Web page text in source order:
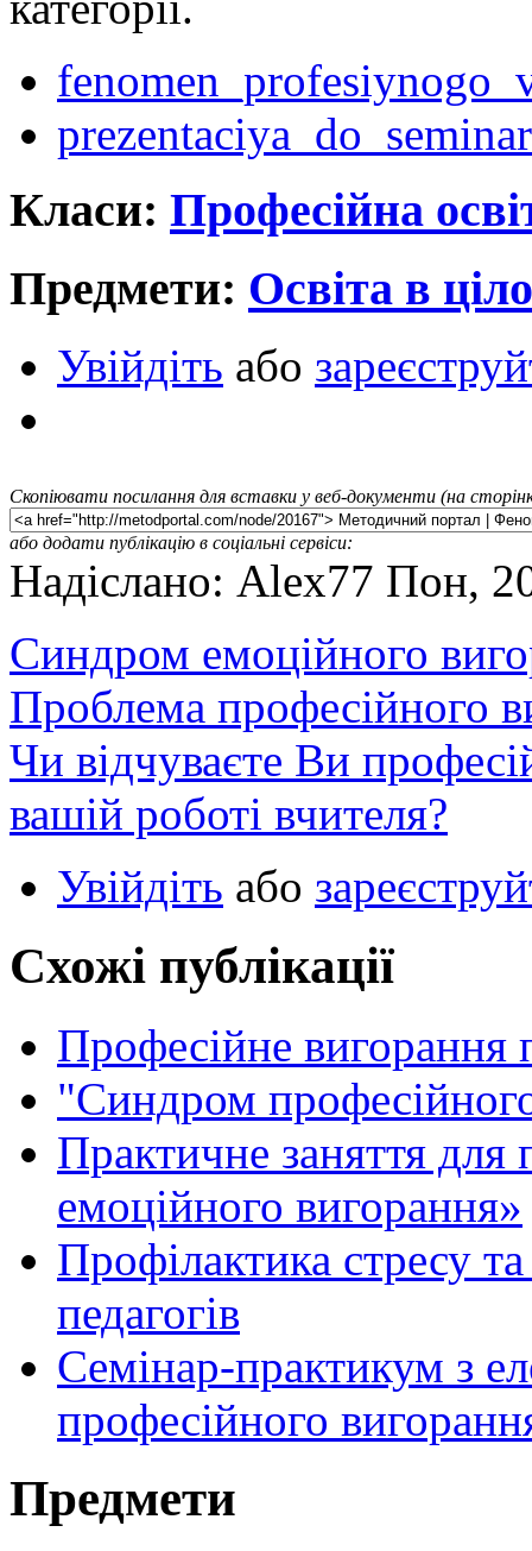
Класи: Професійна
Предмети: Освіта в
Увійдіть або
Скопіювати посилання для вставки у веб-документи (на
або додати публікацію в соціальні сервіси:
Надіслано: Alex77 Пон,
Синдром емоційного
Проблема професійного
Чи відчуваєте Ви
вашій роботі вчителя?
Увійдіть або
Схожі публікації
Професійне вигорання
"Синдром
Практичне заняття для
емоційного вигорання»
Профілактика стресу
педагогів
Семінар-практикум з
професійного
Предмети